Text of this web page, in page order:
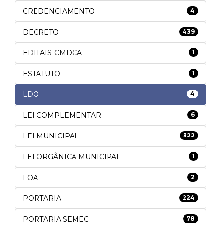
CREDENCIAMENTO 4
DECRETO 439
EDITAIS-CMDCA 1
ESTATUTO 1
LDO 4
LEI COMPLEMENTAR 6
LEI MUNICIPAL 322
LEI ORGÂNICA MUNICIPAL 1
LOA 2
PORTARIA 224
PORTARIA.SEMEC 78